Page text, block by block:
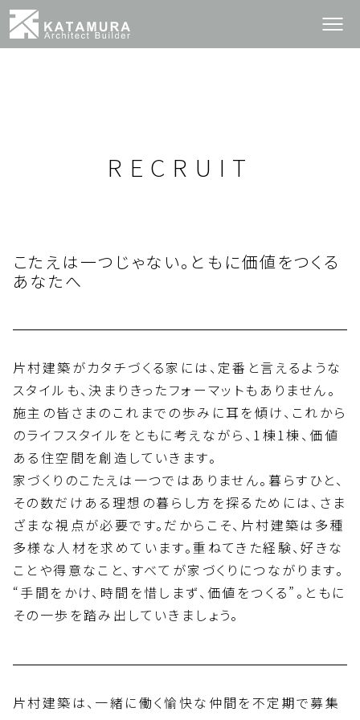
RECRUIT
こたえは一つじゃない。ともに価値をつくる
あなたへ
片村建築がカタチづくる家には、定番と言えるような
スタイルも、決まりきったフォーマットもありません。
施主の皆さまのこれまでの歩みに耳を傾け、これから
のライフスタイルをともに考えながら、1棟1棟、価値
ある住空間を創造していきます。
家づくりのこたえは一つではありません。暮らすひと、
その数だけある理想の暮らし方を探るためには、さま
ざまな視点が必要です。だからこそ、片村建築は多種
多様な人材を求めています。重ねてきた経験、好きな
ことや得意なこと、すべてが家づくりにつながります。
“手間をかけ、時間を惜しまず、価値をつくる”。ともに
その一歩を踏み出していきましょう。
片村建築は、一緒に働く愉快な仲間を不定期で募集